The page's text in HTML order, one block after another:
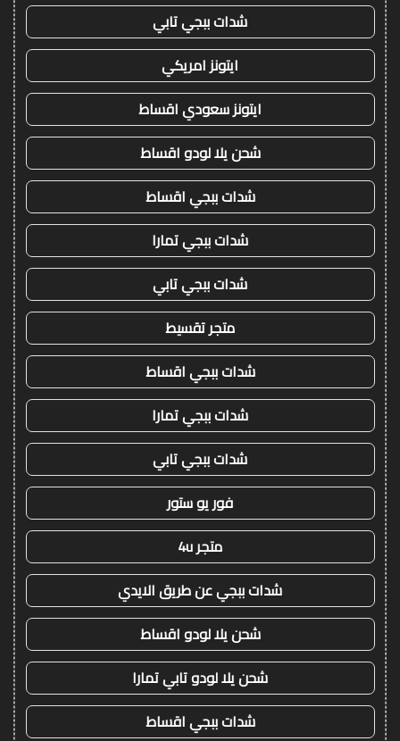
شدات ببجي تابي
ايتونز امريكي
ايتونز سعودي اقساط
شحن يلا لودو اقساط
شدات ببجي اقساط
شدات ببجي تمارا
شدات ببجي تابي
متجر تقسيط
شدات ببجي اقساط
شدات ببجي تمارا
شدات ببجي تابي
فور يو ستور
متجر 4u
شدات ببجي عن طريق الايدي
شحن يلا لودو اقساط
شحن يلا لودو تابي تمارا
شدات ببجي اقساط